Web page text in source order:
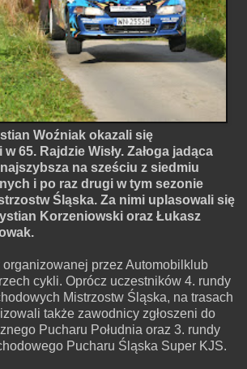
Woźniak okazali się
65. Rajdzie Wisły. Załoga jadąca
na sześciu z siedmiu
i po raz drugi w tym sezonie
Śląska. Za nimi uplasowali się
Korzeniowski oraz Łukasz
przez Automobilklub
cykli. Oprócz uczestników 4. rundy
Mistrzostw Śląska, na trasach
także zawodnicy zgłoszeni do
Pucharu Południa oraz 3. rundy
Pucharu Śląska Super KJS.